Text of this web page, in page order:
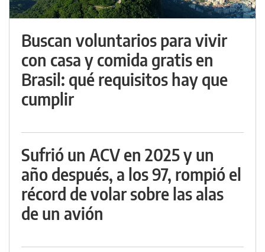
Buscan voluntarios para vivir
con casa y comida gratis en
Brasil: qué requisitos hay que
cumplir
Sufrió un ACV en 2025 y un
año después, a los 97, rompió el
récord de volar sobre las alas
de un avión